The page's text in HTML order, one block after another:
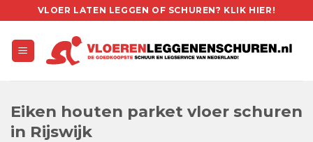
to
content
VLOER LATEN LEGGEN OF SCHUREN? KLIK HIER!
Eiken houten parket vloer schuren
in Rijswijk